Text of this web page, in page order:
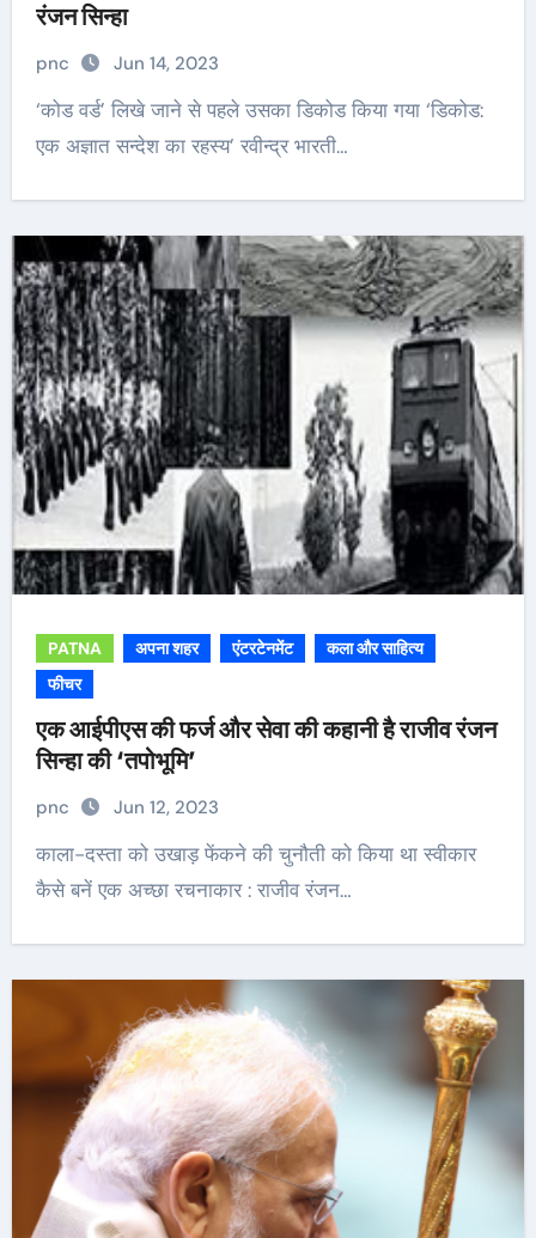
रंजन सिन्हा
pnc Jun 14, 2023
‘कोड वर्ड’ लिखे जाने से पहले उसका डिकोड किया गया ‘डिकोड:
एक अज्ञात सन्देश का रहस्य’ रवीन्द्र भारती…
PATNA अपना शहर एंटरटेनमेंट
कला और साहित्य
फीचर
एक आईपीएस की फर्ज और सेवा की कहानी है राजीव रंजन
सिन्हा की ‘तपोभूमि’
pnc Jun 12, 2023
काला-दस्ता को उखाड़ फेंकने की चुनौती को किया था स्वीकार
कैसे बनें एक अच्छा रचनाकार : राजीव रंजन…